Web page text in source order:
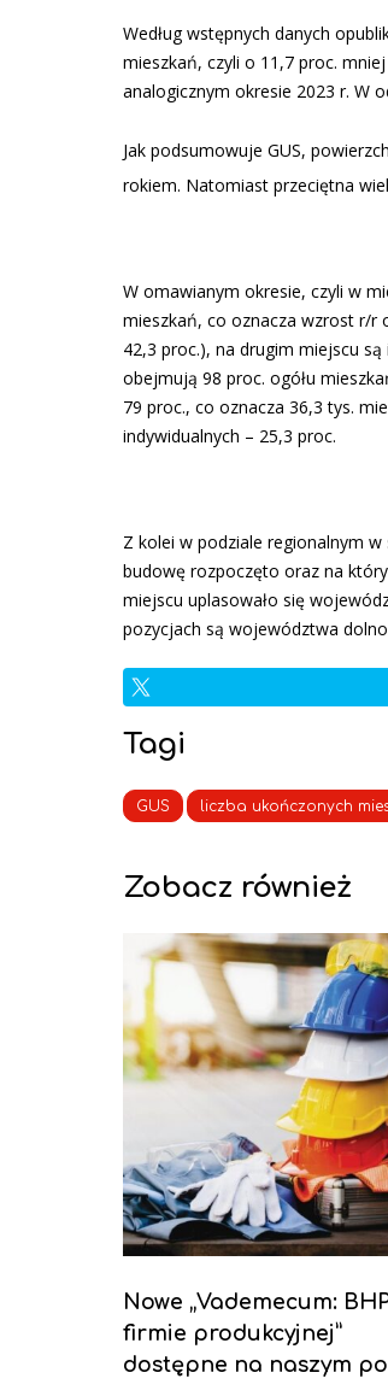
Według wstępnych danych
mieszkań, czyli o 11,7 proc.
analogicznym okresie 2023 r. W
Jak podsumowuje GUS,
rokiem. Natomiast przeciętna
W omawianym okresie, czyli w
mieszkań, co oznacza wzrost r/r
42,3 proc.), na drugim miejscu
obejmują 98 proc. ogółu
79 proc., co oznacza 36,3 tys.
indywidualnych – 25,3 proc.
Z kolei w podziale regionalnym
budowę rozpoczęto oraz na
miejscu uplasowało się
pozycjach są województwa
Tagi
GUS liczba ukończonych
Zobacz również
Nowe „Vademecum:
firmie produkcyjnej”
dostępne na naszym